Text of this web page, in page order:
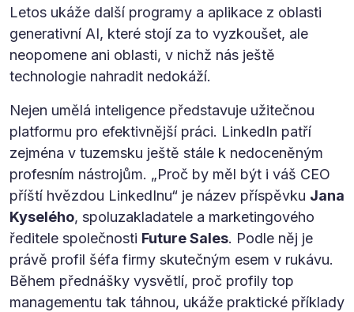
Letos ukáže další programy a aplikace z oblasti
generativní AI, které stojí za to vyzkoušet, ale
neopomene ani oblasti, v nichž nás ještě
technologie nahradit nedokáží.
Nejen umělá inteligence představuje užitečnou
platformu pro efektivnější práci. LinkedIn patří
zejména v tuzemsku ještě stále k nedoceněným
profesním nástrojům. „Proč by měl být i váš CEO
příští hvězdou LinkedInu“ je název příspěvku Jana
Kyselého, spoluzakladatele a marketingového
ředitele společnosti Future Sales. Podle něj je
právě profil šéfa firmy skutečným esem v rukávu.
Během přednášky vysvětlí, proč profily top
managementu tak táhnou, ukáže praktické příklady